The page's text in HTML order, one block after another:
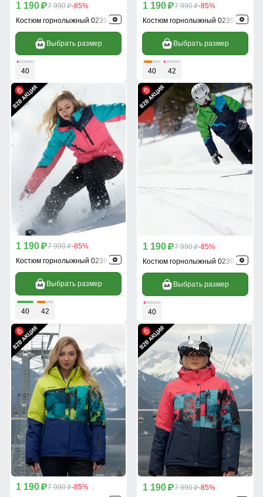
1 190 p7 990 p-85%
Костюм горнолыжный 02392Kr
Выбрать размер
40
1 190 p7 990 p-85%
Костюм горнолыжный 02392Sl
Выбрать размер
40 42
1 190 p7 990 p-85%
Костюм горнолыжный 02392R
Выбрать размер
40 42
1 190 p7 990 p-85%
Костюм горнолыжный 02392Z
Выбрать размер
40
1 190 p7 990 p-85%
1 190 p7 990 p-85%